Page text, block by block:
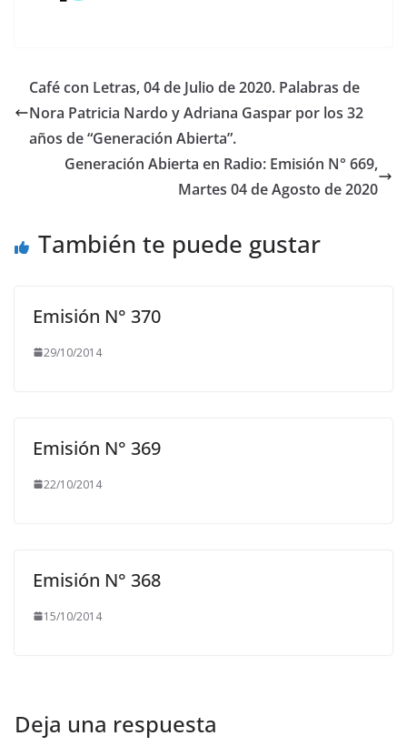
Café con Letras, 04 de Julio de 2020. Palabras de
Nora Patricia Nardo y Adriana Gaspar por los 32
años de “Generación Abierta”.
Generación Abierta en Radio: Emisión N° 669,
Martes 04 de Agosto de 2020
También te puede gustar
Emisión N° 370
29/10/2014
Emisión N° 369
22/10/2014
Emisión N° 368
15/10/2014
Deja una respuesta